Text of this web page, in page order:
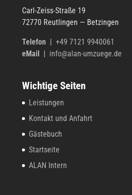
Carl-Zeiss-Straße 19
72770 Reut­lin­gen — Betzingen
Tele­fon | +49 7121 9940061
eMail | info@alan-umzuege.de
Wichtige Seiten
Leistungen
Kontakt und Anfahrt
Gästebuch
Startseite
ALAN Intern